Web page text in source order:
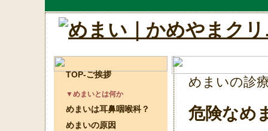
TOP-ご挨拶
▼めまいとは何か
めまいは耳鼻咽喉科？
めまいの原因
めまいの診
危険なめ